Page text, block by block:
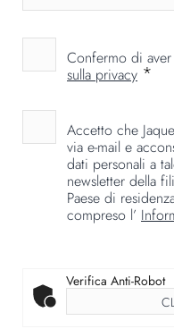
Confermo di
sulla privacy *
Accetto che
via e-mail e
dati personali a
newsletter della
Paese di
compreso l’
Verifica Anti-Robot